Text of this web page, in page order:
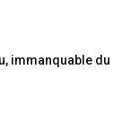
immanquable du